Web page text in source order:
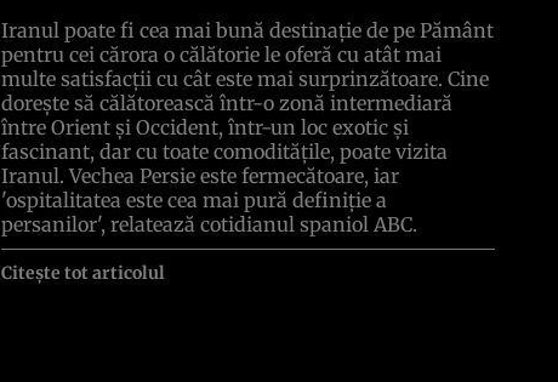
Iranul poate fi cea mai bună destinaţie de pe Pământ
pentru cei cărora o călătorie le oferă cu atât mai
multe satisfacţii cu cât este mai surprinzătoare. Cine
doreşte să călătorească într-o zonă intermediară
între Orient şi Occident, într-un loc exotic şi
fascinant, dar cu toate comodităţile, poate vizita
Iranul. Vechea Persie este fermecătoare, iar
'ospitalitatea este cea mai pură definiţie a
persanilor', relatează cotidianul spaniol ABC.
Citește tot articolul